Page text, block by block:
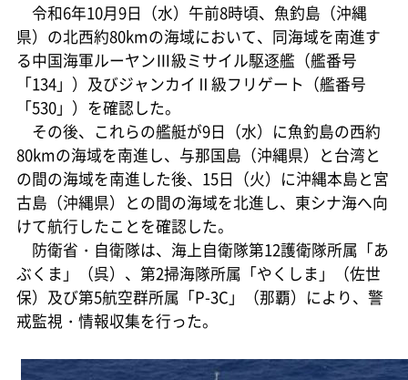
令和6年10月9日（水）午前8時頃、魚釣島（沖縄
県）の北西約80kmの海域において、同海域を南進す
る中国海軍ルーヤンⅢ級ミサイル駆逐艦（艦番号
「134」）及びジャンカイⅡ級フリゲート（艦番号
「530」）を確認した。
その後、これらの艦艇が9日（水）に魚釣島の西約
80kmの海域を南進し、与那国島（沖縄県）と台湾と
の間の海域を南進した後、15日（火）に沖縄本島と宮
古島（沖縄県）との間の海域を北進し、東シナ海へ向
けて航行したことを確認した。
防衛省・自衛隊は、海上自衛隊第12護衛隊所属「あ
ぶくま」（呉）、第2掃海隊所属「やくしま」（佐世
保）及び第5航空群所属「P-3C」（那覇）により、警
戒監視・情報収集を行った。